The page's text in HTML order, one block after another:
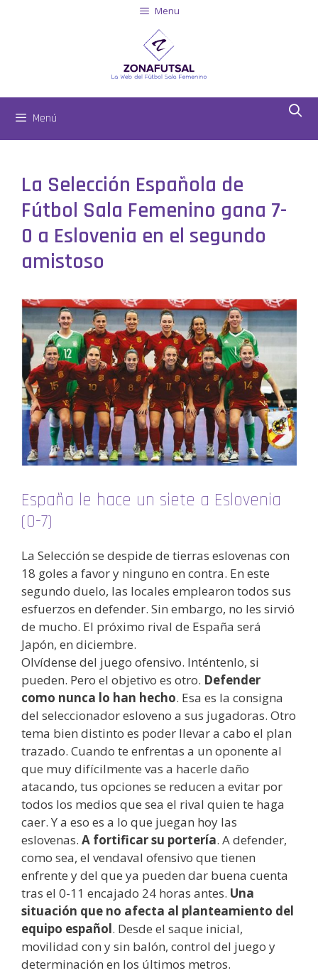
Menu
Menú
La Selección Española de
Fútbol Sala Femenino gana 7-
0 a Eslovenia en el segundo
amistoso
España le hace un siete a Eslovenia
(0-7)
La Selección se despide de tierras eslovenas con
18 goles a favor y ninguno en contra. En este
segundo duelo, las locales emplearon todos sus
esfuerzos en defender. Sin embargo, no les sirvió
de mucho. El próximo rival de España será
Japón, en diciembre.
Olvídense del juego ofensivo. Inténtenlo, si
pueden. Pero el objetivo es otro. Defender
como nunca lo han hecho. Esa es la consigna
del seleccionador esloveno a sus jugadoras. Otro
tema bien distinto es poder llevar a cabo el plan
trazado. Cuando te enfrentas a un oponente al
que muy difícilmente vas a hacerle daño
atacando, tus opciones se reducen a evitar por
todos los medios que sea el rival quien te haga
caer. Y a eso es a lo que juegan hoy las
eslovenas. A fortificar su portería. A defender,
como sea, el vendaval ofensivo que tienen
enfrente y del que ya pueden dar buena cuenta
tras el 0-11 encajado 24 horas antes. Una
situación que no afecta al planteamiento del
equipo español. Desde el saque inicial,
movilidad con y sin balón, control del juego y
determinación en los últimos metros.